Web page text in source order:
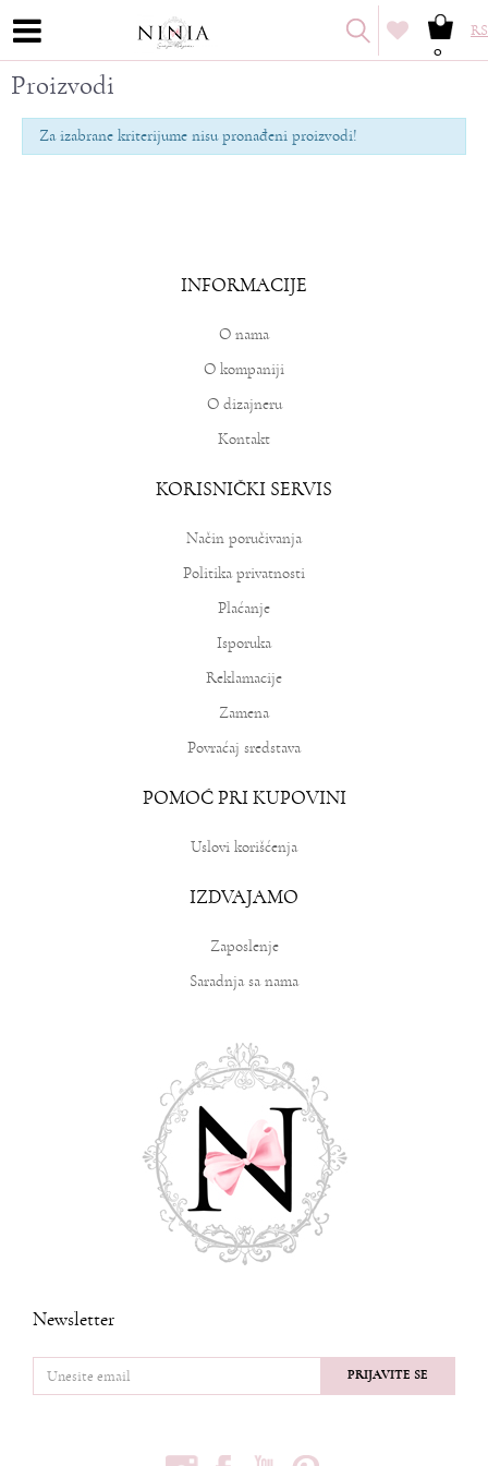
RS
0
Proizvodi
Za izabrane kriterijume nisu pronađeni proizvodi!
INFORMACIJE
O nama
O kompaniji
O dizajneru
Kontakt
KORISNIČKI SERVIS
Način poručivanja
Politika privatnosti
Plaćanje
Isporuka
Reklamacije
Zamena
Povraćaj sredstava
POMOĆ PRI KUPOVINI
Uslovi korišćenja
IZDVAJAMO
Zaposlenje
Saradnja sa nama
Newsletter
PRIJAVITE SE